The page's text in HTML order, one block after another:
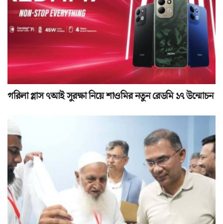
গরিলা গ্লাস ৭আই সুরক্ষা নিয়ে শাওমির নতুন রেডমি ১৭ উন্মোচন